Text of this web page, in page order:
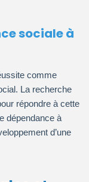
sociale à
comme
La recherche
répondre à cette
dépendance à
d’une